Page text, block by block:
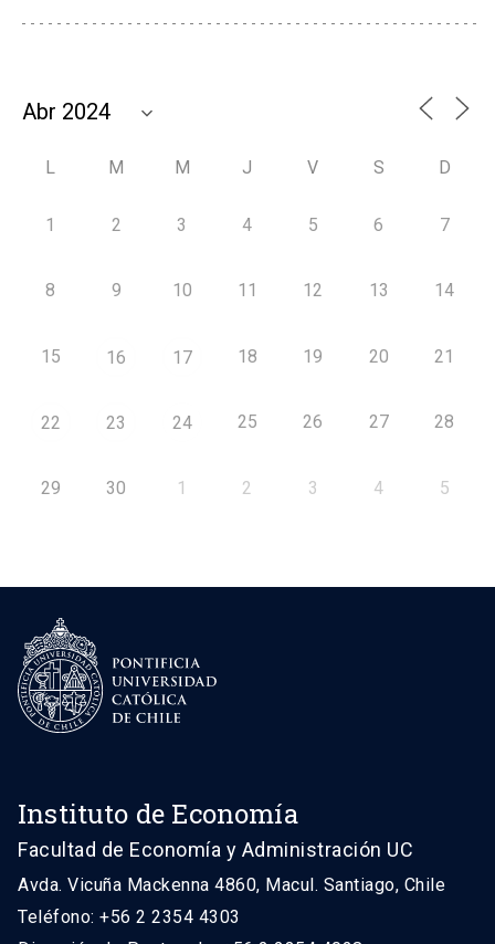
L M M J V S D
1 2 3 4 5 6 7
8 9 10 11 12 13 14
15 16 17 18 19 20 21
22 23 24 25 26 27 28
29 30 1 2 3 4 5
Instituto de Economía
Facultad de Economía y Administración UC
Avda. Vicuña Mackenna 4860, Macul. Santiago, Chile
Teléfono: +56 2 2354 4303